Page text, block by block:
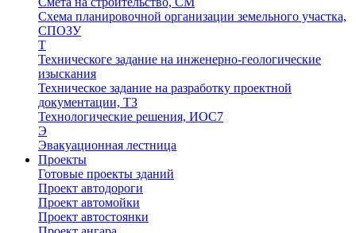
Схема планировочной организации земельного участка,
СПОЗУ
Т
Техническоге задание на инженерно-геологические
изыскания
Техническое задание на разработку проектной
документации, ТЗ
Технологические решения, ИОC7
Э
Эвакуационная лестница
Проекты
Готовые проекты зданий
Проект автодороги
Проект автомойки
Проект автостоянки